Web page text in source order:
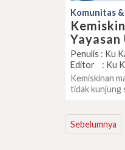
Komunitas &
Yayasan
Penulis : Ku
Editor : Ku
Kemiskinan
tidak kunjung
Sebelumnya